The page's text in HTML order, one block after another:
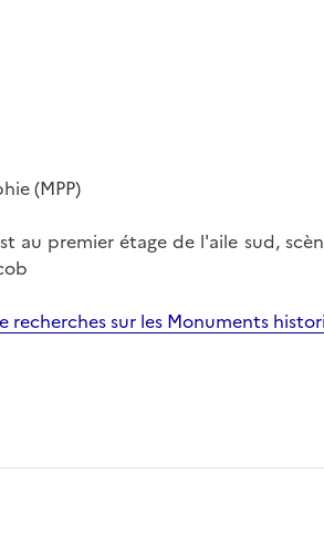
(MPP)
au premier étage de l'aile sud,
sur les Monuments